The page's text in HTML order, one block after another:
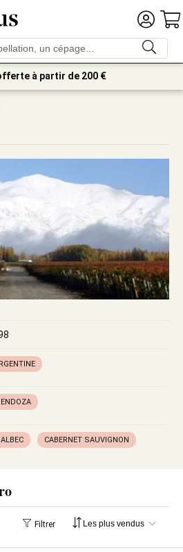
à partir de 200 €
CABERNET SAUVIGNON
Filtrer